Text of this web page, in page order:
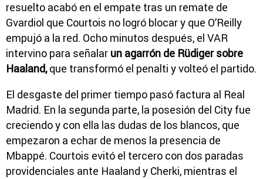
resuelto acabó en el empate tras un remate de
Gvardiol que Courtois no logró blocar y que O’Reilly
empujó a la red. Ocho minutos después, el VAR
intervino para señalar un agarrón de Rüdiger sobre
Haaland,que transformó el penalti y volteó el partido.
El desgaste del primer tiempo pasó factura al Real
Madrid. En la segunda parte, la posesión del City fue
creciendo y con ella las dudas de los blancos, que
empezaron a echar de menos la presencia de
Mbappé. Courtois evitó el tercero con dos paradas
providenciales ante Haaland y Cherki, mientras el